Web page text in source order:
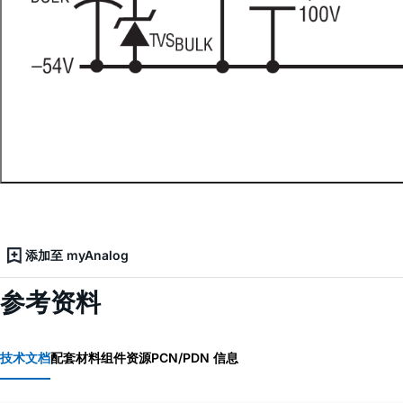
添加至 myAnalog
参考资料
技术文档配套材料组件资源PCN/PDN 信息